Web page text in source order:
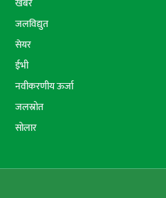
खबर
जलविद्युत
सेयर
ईभी
नवीकरणीय ऊर्जा
जलस्रोत
सोलार